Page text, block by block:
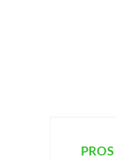
PROS